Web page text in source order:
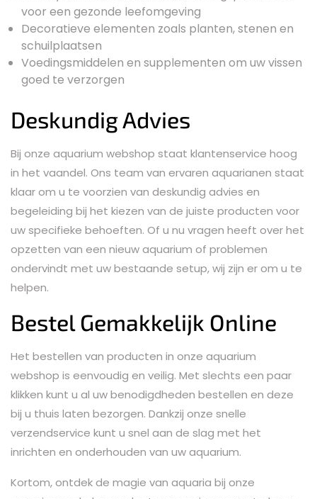
voor een gezonde leefomgeving
Decoratieve elementen zoals planten, stenen en
schuilplaatsen
Voedingsmiddelen en supplementen om uw vissen
goed te verzorgen
Deskundig Advies
Bij onze aquarium webshop staat klantenservice hoog
in het vaandel. Ons team van ervaren aquarianen staat
klaar om u te voorzien van deskundig advies en
begeleiding bij het kiezen van de juiste producten voor
uw specifieke behoeften. Of u nu vragen heeft over het
opzetten van een nieuw aquarium of problemen
ondervindt met uw bestaande setup, wij zijn er om u te
helpen.
Bestel Gemakkelijk Online
Het bestellen van producten in onze aquarium
webshop is eenvoudig en veilig. Met slechts een paar
klikken kunt u al uw benodigdheden bestellen en deze
bij u thuis laten bezorgen. Dankzij onze snelle
verzendservice kunt u snel aan de slag met het
inrichten en onderhouden van uw aquarium.
Kortom, ontdek de magie van aquaria bij onze